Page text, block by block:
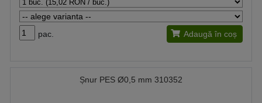
pac. Adaugă în coș
Șnur PES Ø0,5 mm 310352